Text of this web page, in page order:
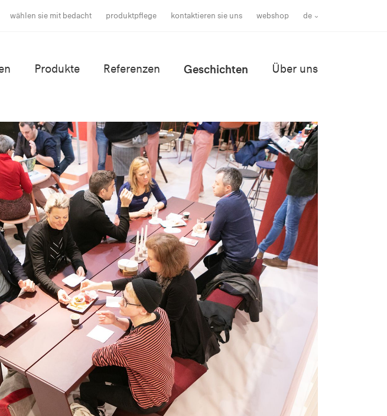
wählen sie mit bedacht produktpflege kontaktieren sie uns webshop de
Produkte Referenzen Geschichten Über uns